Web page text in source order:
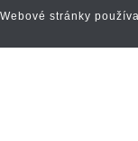
Webové stránky